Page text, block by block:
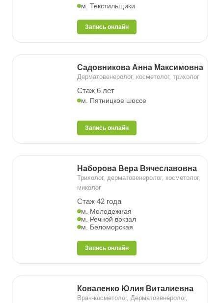
м. Текстильщики
Запись онлайн
Садовникова Анна Максимовна
Дерматовенеролог, косметолог, трихолог
Стаж 6 лет
м. Пятницкое шоссе
Запись онлайн
Наборова Вера Вячеславовна
Трихолог, дерматовенеролог, косметолог,
миколог
Стаж 42 года
м. Молодежная
м. Речной вокзал
м. Беломорская
Запись онлайн
Коваленко Юлия Виталиевна
Врач-косметолог, Дерматовенеролог,